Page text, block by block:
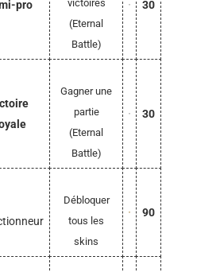
pro
victoires
(Eternal
Battle)
30
Gagner une
partie
(Eternal
Battle)
30
Débloquer
tous les
skins
90